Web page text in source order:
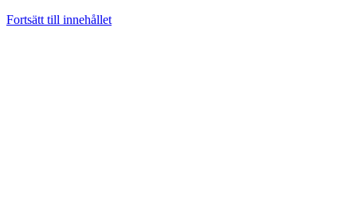
Fortsätt till innehållet